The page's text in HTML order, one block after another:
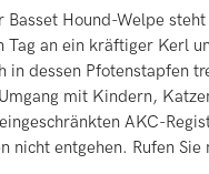
Basset Hound-Welpe
Tag an ein kräftiger Kerl
in dessen Pfotenstapfen
mit Kindern,
AKC-
nicht entgehen. Rufen Sie